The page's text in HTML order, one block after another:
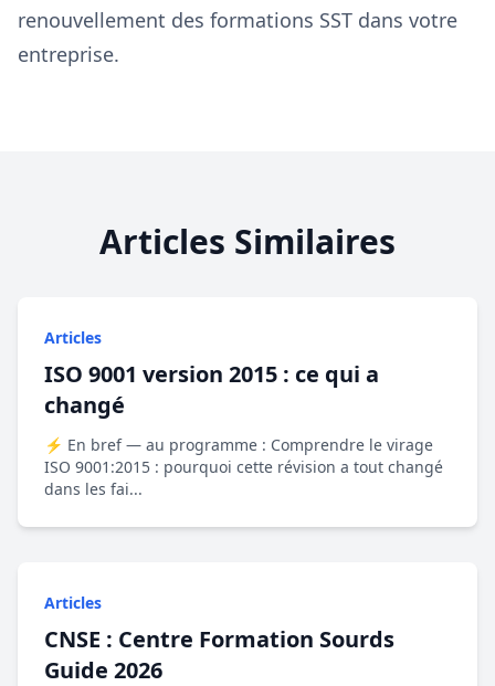
renouvellement des formations SST dans votre
entreprise.
Articles Similaires
Articles
ISO 9001 version 2015 : ce qui a
changé
⚡ En bref — au programme : Comprendre le virage
ISO 9001:2015 : pourquoi cette révision a tout changé
dans les fai...
Articles
CNSE : Centre Formation Sourds
Guide 2026